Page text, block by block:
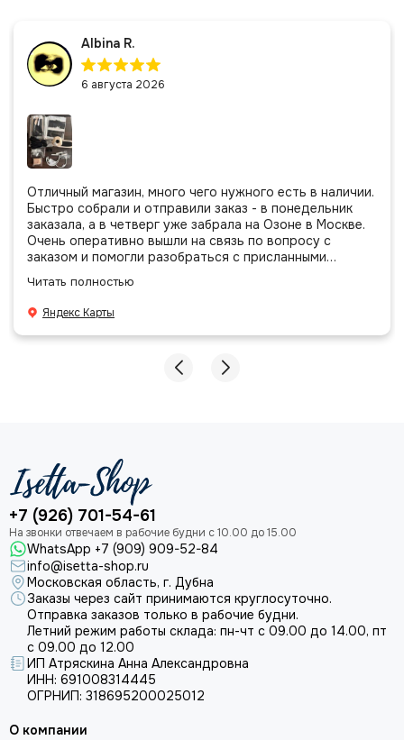
Albina R.
6 августа 2026
Отличный магазин, много чего нужного есть в наличии.
Быстро собрали и отправили заказ - в понедельник
заказала, а в четверг уже забрала на Озоне в Москве.
Очень оперативно вышли на связь по вопросу с
заказом и помогли разобраться с присланными
даже есть подарочек, очень приятно. Спасибо
большое команде!
Читать полностью
Яндекс Карты
+7 (926) 701-54-61
WhatsApp +7 (909) 909-52-84
info@isetta-shop.ru
Московская область, г. Дубна
Заказы через сайт принимаются круглосуточно.
Отправка заказов только в рабочие будни.
Летний режим работы склада: пн-чт с 09.00 до 14.00, пт
с 09.00 до 12.00
ИП Атряскина Анна Александровна
ИНН: 691008314445
ОГРНИП: 318695200025012
О компании